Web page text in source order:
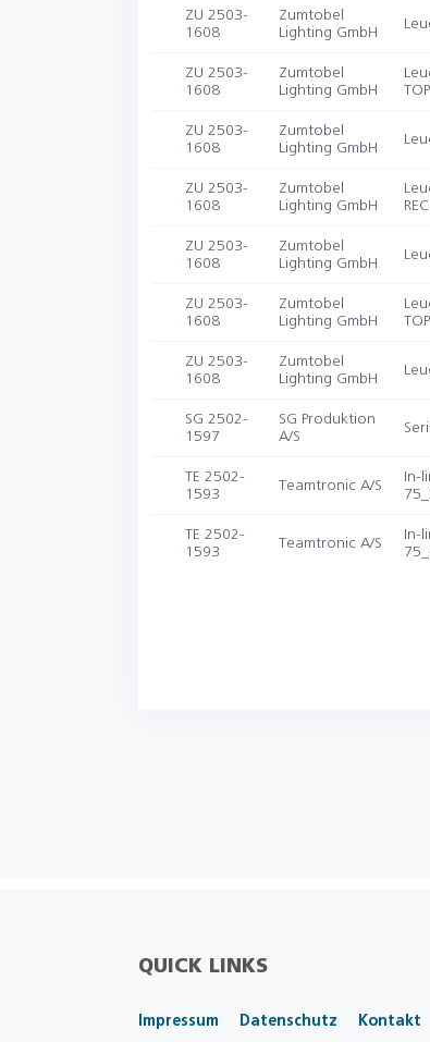
ZU 2503-
1608
Zumtobel
Lighting GmbH
ZU 2503-
1608
Zumtobel
Lighting GmbH
ZU 2503-
1608
Zumtobel
Lighting GmbH
ZU 2503-
1608
Zumtobel
Lighting GmbH
ZU 2503-
1608
Zumtobel
Lighting GmbH
ZU 2503-
1608
Zumtobel
Lighting GmbH
ZU 2503-
1608
Zumtobel
Lighting GmbH
SG 2502-
1597
SG Produktion
A/S
TE 2502-
1593
Teamtronic A/S
In-
TE 2502-
1593
Teamtronic A/S
In-
QUICK LINKS
Impressum Datenschutz Kontakt